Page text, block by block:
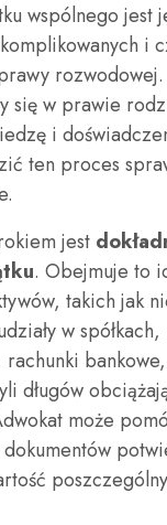
wspólnego jest
i
się w prawie
i
ten proces
jest
. Obejmuje to
takich jak
w
długów
może